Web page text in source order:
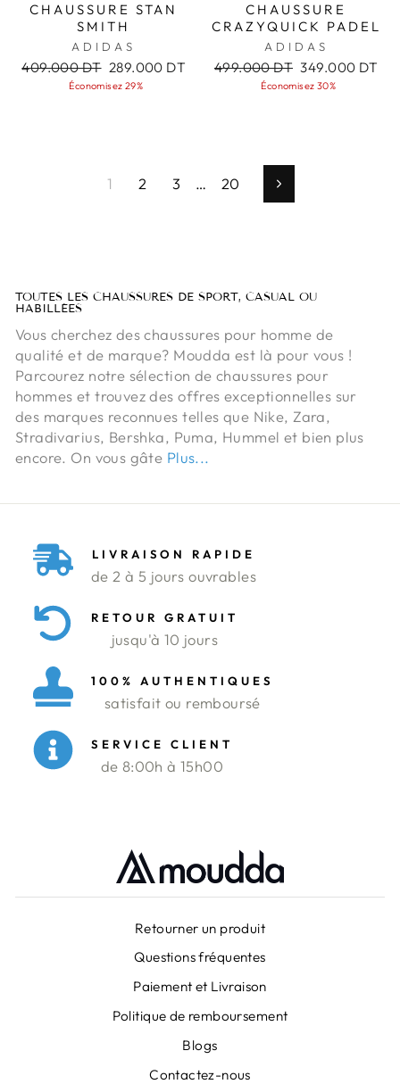
CHAUSSURE STAN
SMITH
ADIDAS
Prix
409.000 DT Prix
réduit
289.000 DT
Économisez 29%
CHAUSSURE
CRAZYQUICK PADEL
ADIDAS
Prix
499.000 DT Prix
réduit
349.000 DT
Économisez 30%
1 2 3 … 20 Suivant
TOUTES LES CHAUSSURES DE SPORT, CASUAL OU
HABILLÉES
Vous cherchez des chaussures pour homme de
qualité et de marque? Moudda est là pour vous !
Parcourez notre sélection de chaussures pour
hommes et trouvez des offres exceptionnelles sur
des marques reconnues telles que Nike, Zara,
Stradivarius, Bershka, Puma, Hummel et bien plus
encore. On vous gâte Plus...
LIVRAISON RAPIDE
de 2 à 5 jours ouvrables
RETOUR GRATUIT
jusqu'à 10 jours
100% AUTHENTIQUES
satisfait ou remboursé
SERVICE CLIENT
de 8:00h à 15h00
Retourner un produit
Questions fréquentes
Paiement et Livraison
Politique de remboursement
Blogs
Contactez-nous